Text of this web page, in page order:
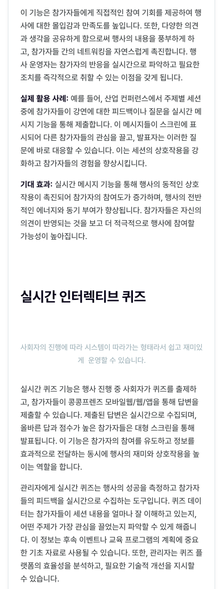
이 기능은 참가자들에게 직접적인 참여 기회를 제공하여 행
사에 대한 몰입감과 만족도를 높입니다. 또한, 다양한 의견
과 생각을 공유하게 함으로써 행사의 내용을 풍부하게 하
고, 참가자들 간의 네트워킹을 자연스럽게 촉진합니다. 행
사 운영자는 참가자의 반응을 실시간으로 파악하고 필요한
조치를 즉각적으로 취할 수 있는 이점을 갖게 됩니다.
실제 활용 사례: 예를 들어, 산업 컨퍼런스에서 주제별 세션
중에 참가자들이 강연에 대한 피드백이나 질문을 실시간 메
시지 기능을 통해 제출합니다. 이 메시지들이 스크린에 표
시되어 다른 참가자들의 관심을 끌고, 발표자는 이러한 질
문에 바로 대응할 수 있습니다. 이는 세션의 상호작용을 강
화하고 참가자들의 경험을 향상시킵니다.
기대 효과: 실시간 메시지 기능을 통해 행사의 동적인 상호
작용이 촉진되어 참가자의 참여도가 증가하며, 행사의 전반
적인 에너지와 동기 부여가 향상됩니다. 참가자들은 자신의
의견이 반영되는 것을 보고 더 적극적으로 행사에 참여할
가능성이 높아집니다.
실시간 인터렉티브 퀴즈
사회자의 진행에 따라 시스템이 따라가는 형태라서 쉽고 재미있
게 운영할 수 있습니다.
실시간 퀴즈 기능은 행사 진행 중 사회자가 퀴즈를 출제하
고, 참가자들이 콩콩프렌즈 모바일웹/웹/앱을 통해 답변을
제출할 수 있습니다. 제출된 답변은 실시간으로 수집되며,
올바른 답과 점수가 높은 참가자들은 대형 스크린을 통해
발표됩니다. 이 기능은 참가자의 참여를 유도하고 정보를
효과적으로 전달하는 동시에 행사의 재미와 상호작용을 높
이는 역할을 합니다.
관리자에게 실시간 퀴즈는 행사의 성공을 측정하고 참가자
들의 피드백을 실시간으로 수집하는 도구입니다. 퀴즈 데이
터는 참가자들이 세션 내용을 얼마나 잘 이해하고 있는지,
어떤 주제가 가장 관심을 끌었는지 파악할 수 있게 해줍니
다. 이 정보는 후속 이벤트나 교육 프로그램의 계획에 중요
한 기초 자료로 사용될 수 있습니다. 또한, 관리자는 퀴즈 플
랫폼의 효율성을 분석하고, 필요한 기술적 개선을 지시할
수 있습니다.